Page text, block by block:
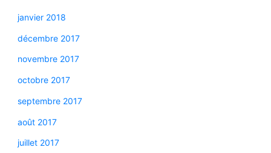
janvier 2018
décembre 2017
novembre 2017
octobre 2017
septembre 2017
août 2017
juillet 2017